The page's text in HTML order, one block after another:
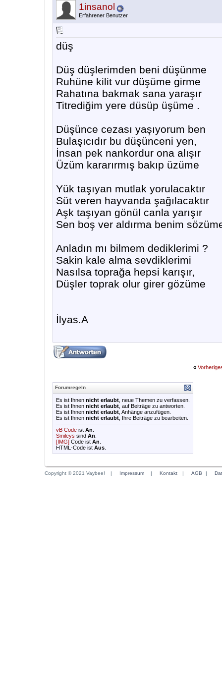
1insanol
Erfahrener Benutzer
düş
Düş düşlerimden beni düşünme
Ruhüne kilit vur düşüme girme
Rahatına bakmak sana yaraşır
Titrediğim yere düsüp üşüme .
Düşünce cezası yaşıyorum ben
Bulaşıcıdır bu düşünceni yen,
İnsan pek nankordur ona alışır
Üzüm kararırmış bakıp üzüme
Yük taşıyan mutlak yorulacaktır
Süt veren hayvanda şağılacaktır
Aşk taşıyan gönül canla yarışır
Sen boş ver aldırma benim
Anladın mı bilmem dediklerimi ?
Sakin kale alma sevdiklerimi
Nasılsa toprağa hepsi karışır,
Düşler toprak olur girer gözüme
İlyas.A
«
Forumregeln
Es ist Ihnen nicht erlaubt , neue Themen zu verfassen.
Es ist Ihnen nicht erlaubt , auf Beiträge zu antworten.
Es ist Ihnen nicht erlaubt , Anhänge anzufügen.
Es ist Ihnen nicht erlaubt , Ihre Beiträge zu bearbeiten.
vB Code ist An
Smileys sind An
[IMG] Code ist An
HTML-Code ist Aus
Copyright © 2021 Vaybee! | Impressum | Kontakt | AGB |